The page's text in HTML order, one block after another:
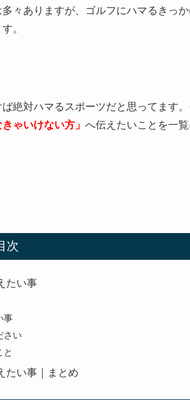
多々ありますが、ゴルフにハマるきっ
。
絶対ハマるスポーツだと思ってます
ゃいけない方」 へ伝えたいことを一
次
たい事
事
さい
と
たい事｜まとめ